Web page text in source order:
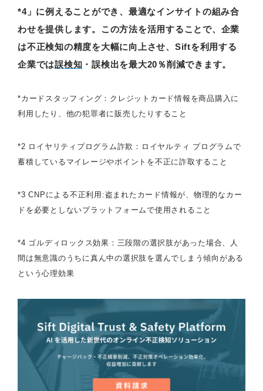
*4」に例えることができ、最適なインサイトの組み合
わせを提供します。この方法を活用することで、企業
は不正検知の精度を大幅に向上させ、Siftを利用する
企業では誤検知 ・誤検出を最大20％削減できます。
*カードスタッフィング：クレジットカード情報を商品購入に
利用したり、他の犯罪者に販売したりすること
*2 ロイヤリティプログラム詐欺：ロイヤルティ プログラムで
蓄積しているマイレージやポイントを不正に詐取すること
*3 CNPによる不正利用:盗まれたカード情報が、物理的なカー
ドを必要としないプラットフォームで使用されること
*4 ゴルディロックス効果：三段階の選択肢があった場合、人
間は無意識のうちに真ん中の選択肢を選んでしまう傾向がある
という心理効果